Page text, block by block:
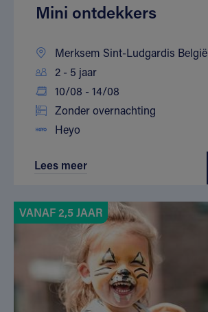
Mini ontdekkers
Merksem Sint-Ludgardis België
2 - 5 jaar
10/08 - 14/08
Zonder overnachting
Heyo
Lees meer
VANAF 2,5 JAAR